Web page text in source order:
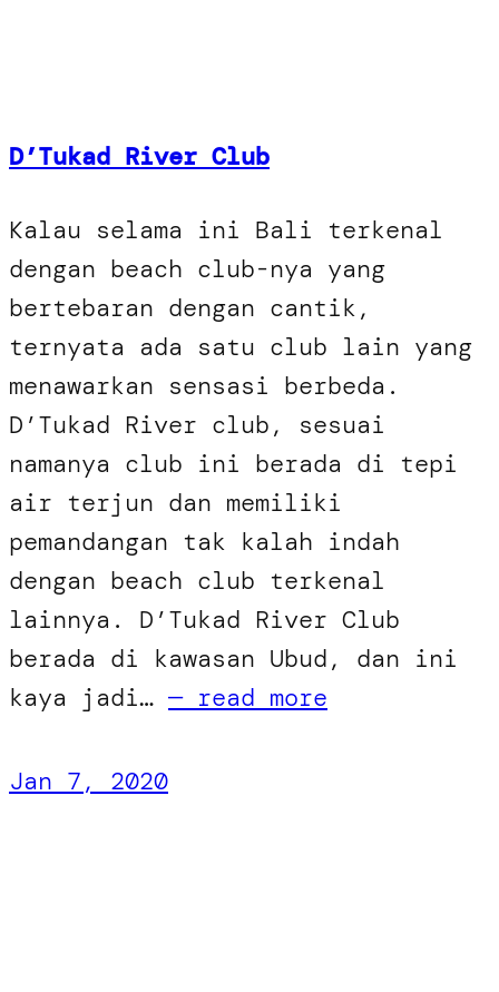
D’Tukad River Club
Kalau selama ini Bali terkenal
dengan beach club-nya yang
bertebaran dengan cantik,
ternyata ada satu club lain yang
menawarkan sensasi berbeda.
D’Tukad River club, sesuai
namanya club ini berada di tepi
air terjun dan memiliki
pemandangan tak kalah indah
dengan beach club terkenal
lainnya. D’Tukad River Club
berada di kawasan Ubud, dan ini
kaya jadi… — read more
Jan 7, 2020